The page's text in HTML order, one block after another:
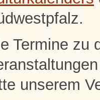
Termine zu
unserem